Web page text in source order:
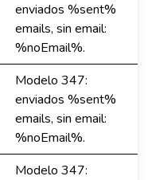
enviados %sent%
emails, sin email:
%noEmail%.
Modelo 347:
enviados %sent%
emails, sin email:
%noEmail%.
Modelo 347: